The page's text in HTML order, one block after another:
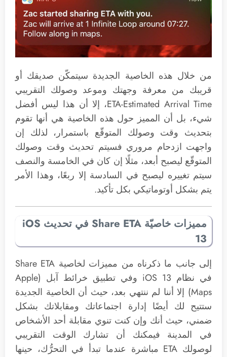
من خلال هذه الخاصية الجديدة سيتمكّن صديقك أو
قريبك من معرفة وجهتك وموعد وصولك التقريبي
ETA-Estimated Arrival Time، إلا أن هذا ليس أفضل
شيء، بل أن المميز حول هذه الخاصية هي أنها تقوم
بتحديث وقت وصولك المتوقّع باستمرار، لذلك إن
واجهت ازدحام مروري فسيتم تحديث وقت وصولك
المتوقّع ليصبح أبعد، مثلًا إن كان في الخامسة والنصف
سيتم تغييره ليصبح في السادسة إلا ربعًا، وهذا الأمر
يتم بشكل أوتوماتيكي بكل تأكيد.
مميزات خاصيّة Share ETA في تحديث iOS
13
إلى جانب ما ذكرناه من مميزات لخاصية Share ETA
في نظام iOS 13 وفي تطبيق خرائط آبل (Apple
Maps) إلا أننا لم ننتهي بعد، حيث أن الخاصية الجديدة
ستتيح لك أيضًا إدارة اجتماعاتك ومقابلاتك بشكل
ضمني، حيث أنك وإن كنت تنوي مقابلة أحد الأشخاص
في المدينة فيمكنك أن تشارك الوقت التقريبي
لوصولك ETA مباشرة عندما تبدأ في التحرُّك، حينها